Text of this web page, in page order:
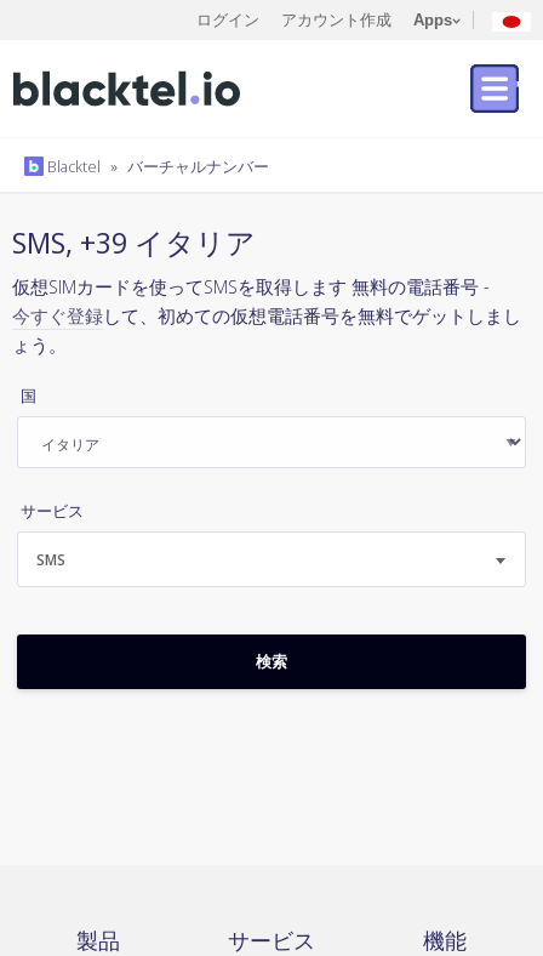
ログイン アカウント作成 Apps
Blacktel » バーチャルナンバー
SMS, +39 イタリア
仮想SIMカードを使ってSMSを取得します 無料の電話番号 -
今すぐ登録して、初めての仮想電話番号を無料でゲットしまし
ょう。
国
サービス
SMS
製品 サービス 機能